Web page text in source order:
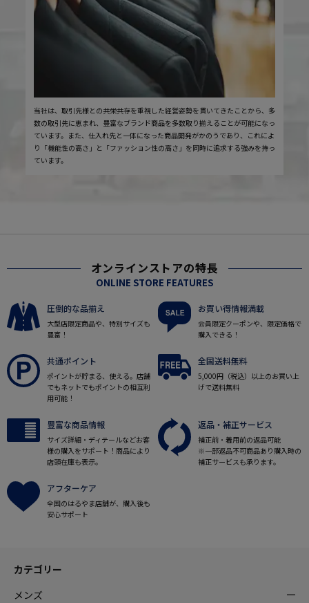
当社は、取引先様との共栄共存を重視した経営姿勢を貫いてきたことから、多
数の取引先に恵まれ、豊富なブランド商品を多数取り揃えることが可能になっ
ています。また、仕入れ先と一体になった商品開発がかのうであり、これによ
り「機能性の高さ」と「ファッション性の高さ」を同時に追求する強みを持っ
ています。
オンラインストアの特長
ONLINE STORE FEATURES
圧倒的な品揃え
大型店限定商品や、特別サイズも
豊富！
お買い得情報満載
会員限定クーポンや、限定価格で
購入できる！
共通ポイント
ポイントが貯まる、使える。店舗
でもネットでもポイントの相互利
用可能！
全国送料無料
5,000円（税込）以上のお買い上
げで送料無料
豊富な商品情報
サイズ詳細・ディテールなどお客
様の購入をサポート！商品により
店頭在庫も表示。
返品・補正サービス
補正前・着用前の返品可能
※一部返品不可商品あり購入時の
補正サービスも承ります。
アフターケア
全国のはるやま店舗が、購入後も
安心サポート
カテゴリー
メンズ